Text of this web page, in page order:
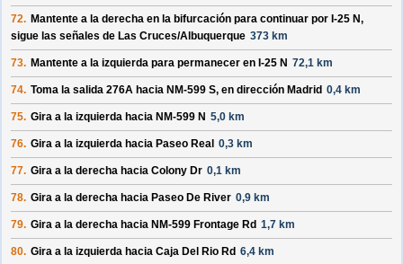
72. Mantente a la derecha en la bifurcación para continuar por I-25 N,
sigue las señales de Las Cruces/Albuquerque 373 km
73. Mantente a la izquierda para permanecer en I-25 N 72,1 km
74. Toma la salida 276A hacia NM-599 S, en dirección Madrid 0,4 km
75. Gira a la izquierda hacia NM-599 N 5,0 km
76. Gira a la izquierda hacia Paseo Real 0,3 km
77. Gira a la derecha hacia Colony Dr 0,1 km
78. Gira a la derecha hacia Paseo De River 0,9 km
79. Gira a la derecha hacia NM-599 Frontage Rd 1,7 km
80. Gira a la izquierda hacia Caja Del Rio Rd 6,4 km